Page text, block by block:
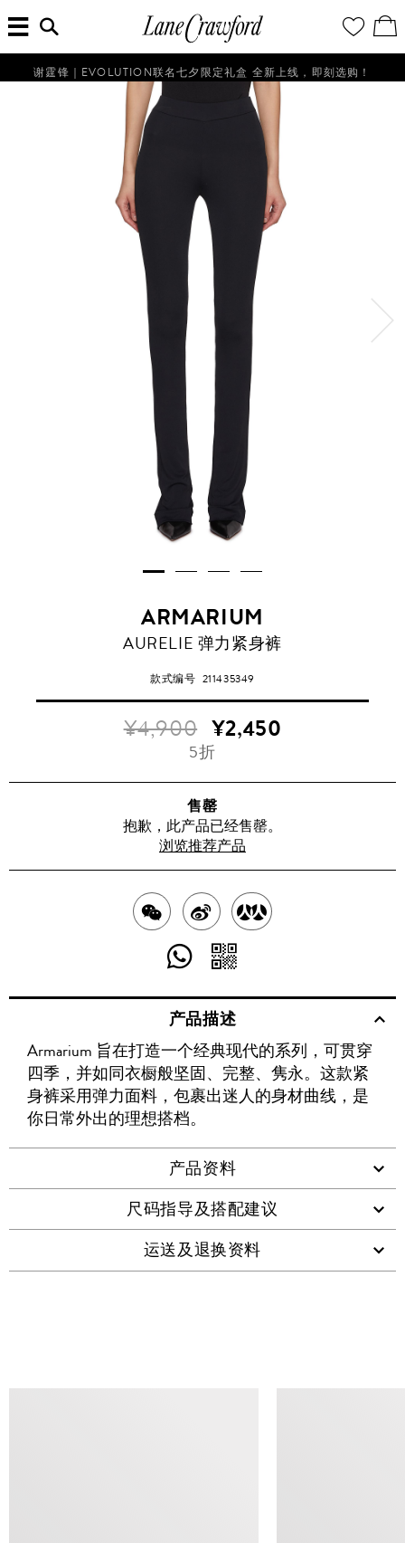
探
你
的
时
尚
世
界
的
愿
望
清
单
看
／
修
购
单
入
搜
索
信
息...
谢霆锋｜EVOLUTION联名七夕限定礼盒 全新上线，即刻选购！
ARMARIUM
AURELIE 弹力紧身裤
款式编号 211435349
¥4,900 ¥2,450
5折
售罄
抱歉，此产品已经售罄。
浏览推荐产品
分
享
WECHAT
分
享
WEIBO
分
分
享
至
WHATSAPP
享
维
码
产品描述
Armarium 旨在打造一个经典现代的系列，可贯穿
四季，并如同衣橱般坚固、完整、隽永。这款紧
身裤采用弹力面料，包裹出迷人的身材曲线，是
你日常外出的理想搭档。
产品资料
尺码指导及搭配建议
运送及退换资料